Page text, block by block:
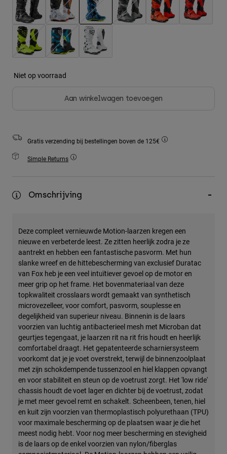
Accessories
All Accessories
Bags & Backpacks
Alles bekijken
geselecteerd
Niet op voorraad
Aan winkelwagen toevoegen
Gratis verzending bij bestellingen boven de 125€
Simple Returns
Omschrijving
Deze compleet vernieuwde Motion-laarzen kregen een
nieuwe en verbeterde leest. Ze zitten heerlijk zodra je ze
aantrekt en hebben een fantastische pasvorm. Met hun
slanke wreef en de hittebescherming van exclusief Duratac
van Fox heb je een veel intuïtiever gevoel op de motor en
meer grip op het frame. Het bovenmateriaal van deze
topkwaliteit crosslaars wordt gemaakt van synthetisch
microvezelleer, voor comfort, pasvorm, souplesse en
degelijkheid van superieur niveau. Binnenin is de laars
voorzien van luchtig antibacterieel mesh met Microban dat
geurtjes tegengaat, je laarzen rit na rit fris houdt en heerlijk
comfortabel draagt. Het gepatenteerde scharniersysteem
voorkomt dat je je voet overstrekt, terwijl de binnenzoolplaat
met zijn schokdempende tussenzool en hiel klappen opvangt
en voor stabiliteit en steun op de voetrust zorgt. Het 'low ride'
chassis houdt de voet lager en dichter bij de voetrust, zodat
je met meer gevoel remt en schakelt. Scheenbeen, tenen, hiel
en kuit zijn voorzien van thermoplastisch polyurethaan (TPU)
voor maximale bescherming op de plaatsen waar je die het
meest nodig hebt. Voor nog meer bescherming en stevigheid
is de laars op de enkel voorzien van nylon/fiberglas